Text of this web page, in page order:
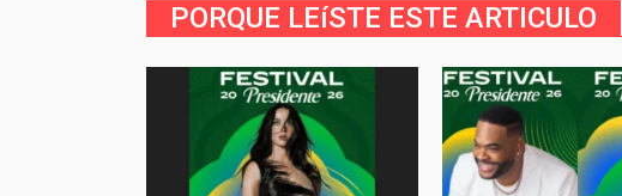
PORQUE LEíSTE ESTE ARTICULO